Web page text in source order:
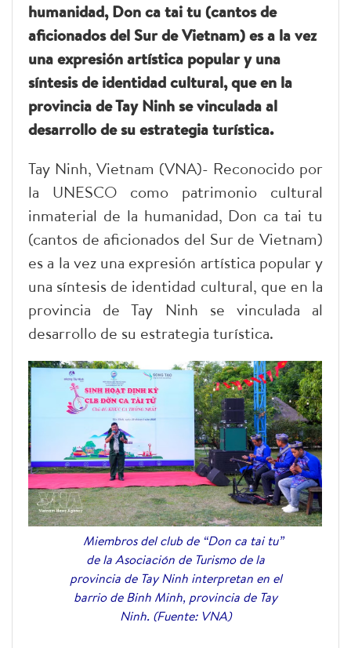
humanidad, Don ca tai tu (cantos de
aficionados del Sur de Vietnam) es a la vez
una expresión artística popular y una
síntesis de identidad cultural, que en la
provincia de Tay Ninh se vinculada al
desarrollo de su estrategia turística.
Tay Ninh, Vietnam (VNA)- Reconocido por
la UNESCO como patrimonio cultural
inmaterial de la humanidad, Don ca tai tu
(cantos de aficionados del Sur de Vietnam)
es a la vez una expresión artística popular y
una síntesis de identidad cultural, que en la
provincia de Tay Ninh se vinculada al
desarrollo de su estrategia turística.
Miembros del club de “Don ca tai tu”
de la Asociación de Turismo de la
provincia de Tay Ninh interpretan en el
barrio de Binh Minh, provincia de Tay
Ninh. (Fuente: VNA)